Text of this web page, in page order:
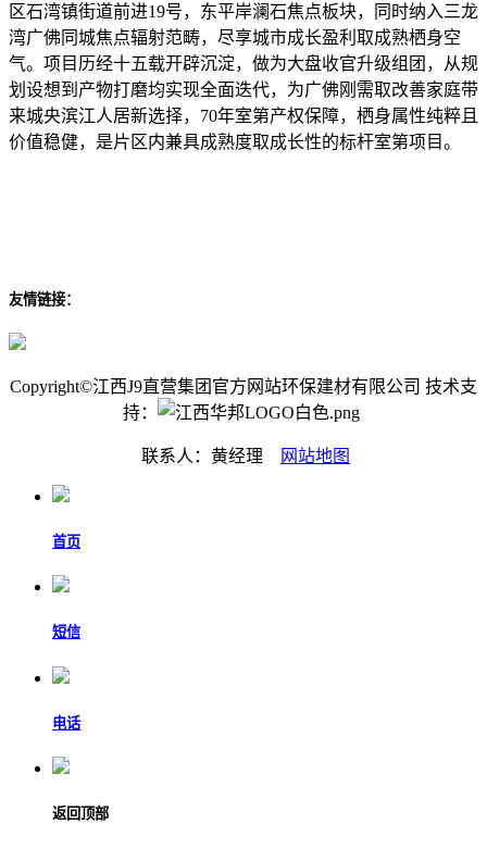
区石湾镇街道前进19号，东平岸澜石焦点板块，同时纳入三龙
湾广佛同城焦点辐射范畴，尽享城市成长盈利取成熟栖身空
气。项目历经十五载开辟沉淀，做为大盘收官升级组团，从规
划设想到产物打磨均实现全面迭代，为广佛刚需取改善家庭带
来城央滨江人居新选择，70年室第产权保障，栖身属性纯粹且
价值稳健，是片区内兼具成熟度取成长性的标杆室第项目。
友情链接：
Copyright©江西J9直营集团官方网站环保建材有限公司 技术支
持：
联系人：黄经理 网站地图
首页
短信
电话
返回顶部